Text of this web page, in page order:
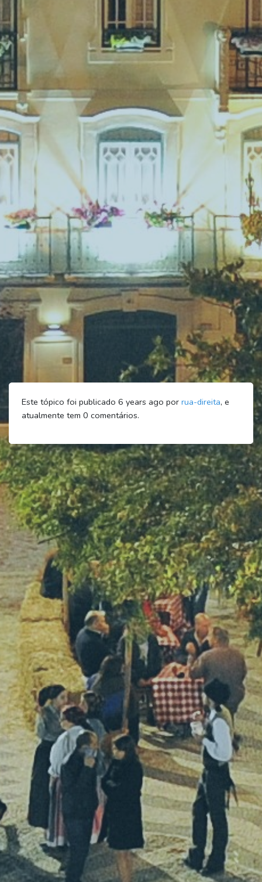
Este tópico foi publicado 6 years ago por rua-direita, e
atualmente tem 0 comentários.